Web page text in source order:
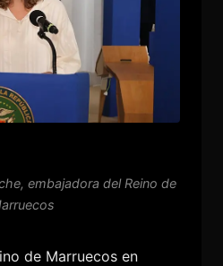
embajadora del Reino de
de Marruecos en